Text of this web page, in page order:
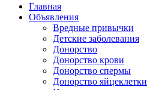
Главная
Объявления
Вредные привычки
Детские заболевания
Донорство
Донорство крови
Донорство спермы
Донорство яйцеклетки